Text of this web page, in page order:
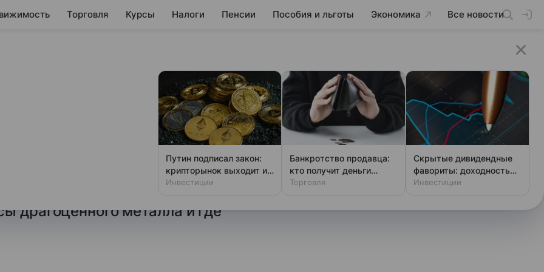
Торговля Курсы Налоги Пенсии Пособия и льготы Экономика Все новости
сотни и тысячи тонн
государствах. Кто из
драгоценного металла и где
Путин подписал закон:
крипторынок выходит из
тени
Инвестиции
Банкротство продавца:
кто получит деньги
первым
Торговля
Скрытые дивидендные
фавориты: доходность
выше ключевой ставки
Инвестиции